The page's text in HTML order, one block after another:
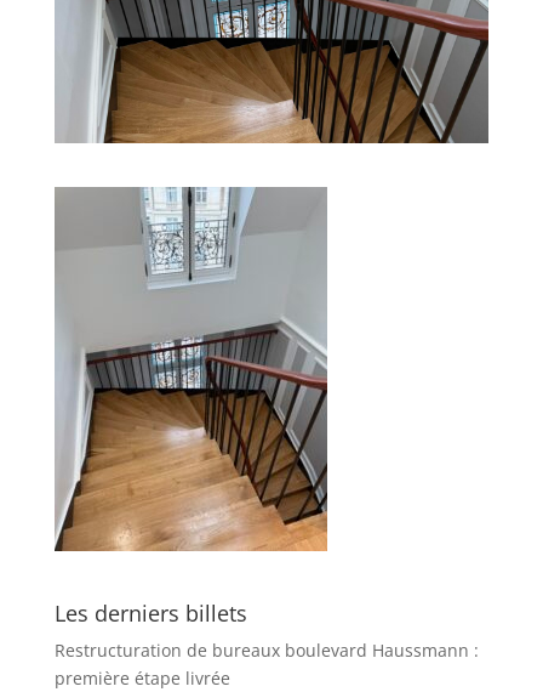
Les derniers billets
Restructuration de bureaux boulevard Haussmann :
première étape livrée